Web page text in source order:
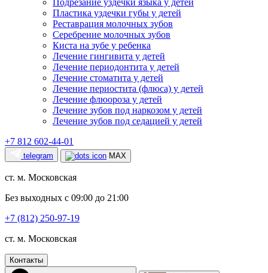
Подрезание уздечки языка у детей
Пластика уздечки губы у детей
Реставрация молочных зубов
Серебрение молочных зубов
Киста на зубе у ребенка
Лечение гингивита у детей
Лечение периодонтита у детей
Лечение стоматита у детей
Лечение периостита (флюса) у детей
Лечение флюороза у детей
Лечение зубов под наркозом у детей
Лечение зубов под седацией у детей
+7 812 602-44-01
telegram MAX
ст. м. Московская
Без выходных с 09:00 до 21:00
+7 (812) 250-97-19
ст. м. Московская
Контакты